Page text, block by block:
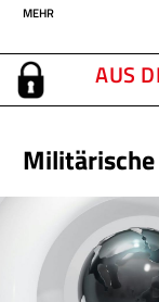
MEHR
AUS